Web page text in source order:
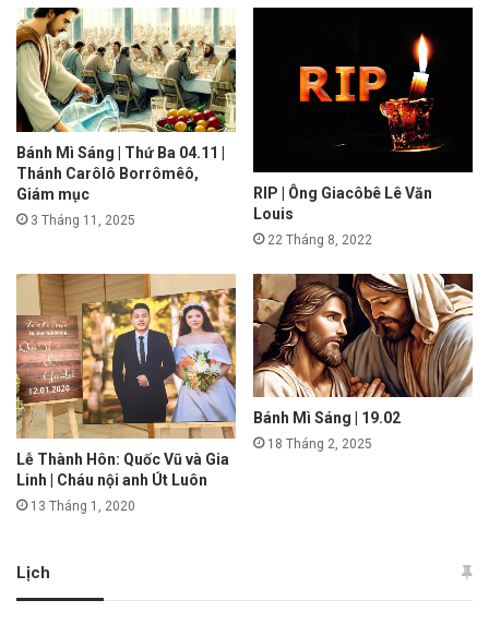
Bánh Mì Sáng | Thứ Ba 04.11 |
Thánh Carôlô Borrômêô,
Giám mục
3 Tháng 11, 2025
RIP | Ông Giacôbê Lê Văn
Louis
22 Tháng 8, 2022
Lễ Thành Hôn: Quốc Vũ và Gia
Linh | Cháu nội anh Út Luôn
13 Tháng 1, 2020
Bánh Mì Sáng | 19.02
18 Tháng 2, 2025
Lịch